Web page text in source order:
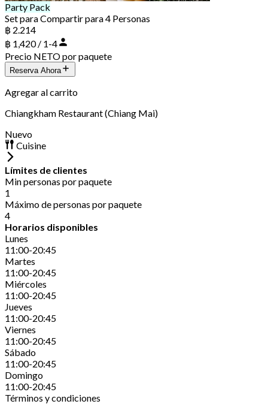
Party Pack
Set para Compartir para 4 Personas
฿ 2.214
฿ 1,420 / 1-4
Precio NETO por paquete
Reserva Ahora
Agregar al carrito
Chiangkham Restaurant (Chiang Mai)
Nuevo
Cuisine
Límites de clientes
Min personas por paquete
1
Máximo de personas por paquete
4
Horarios disponibles
Lunes
11:00-20:45
Martes
11:00-20:45
Miércoles
11:00-20:45
Jueves
11:00-20:45
Viernes
11:00-20:45
Sábado
11:00-20:45
Domingo
11:00-20:45
Términos y condiciones